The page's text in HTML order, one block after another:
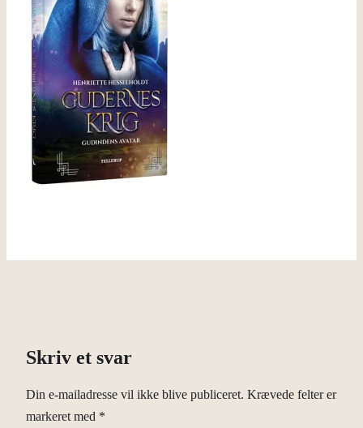
Skriv et svar
Din e-mailadresse vil ikke blive publiceret. Krævede felter er
markeret med *